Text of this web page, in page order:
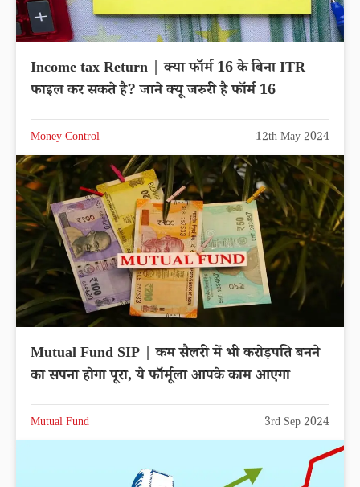
Income tax Return | क्या फॉर्म 16 के बिना ITR
फाइल कर सकते है? जाने क्यू जरुरी है फॉर्म 16
Money Control 12th May 2024
Mutual Fund SIP | कम सैलरी में भी करोड़पति बनने
का सपना होगा पूरा, ये फॉर्मूला आपके काम आएगा
Mutual Fund 3rd Sep 2024